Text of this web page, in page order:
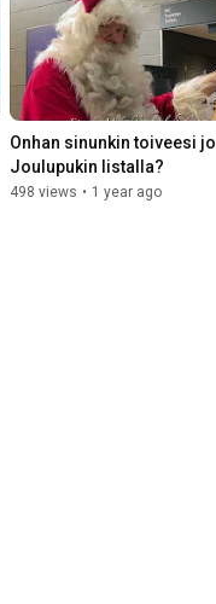
Onhan sinunkin toiveesi jo
Joulupukin listalla?
498 views • 1 year ago